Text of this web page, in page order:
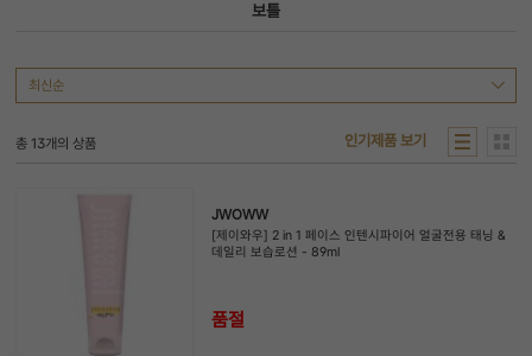
보틀
총 13개의 상품 인기제품 보기
JWOWW
[제이와우] 2 in 1 페이스 인텐시파이어 얼굴전용 태닝 &
데일리 보습로션 - 89ml
품절